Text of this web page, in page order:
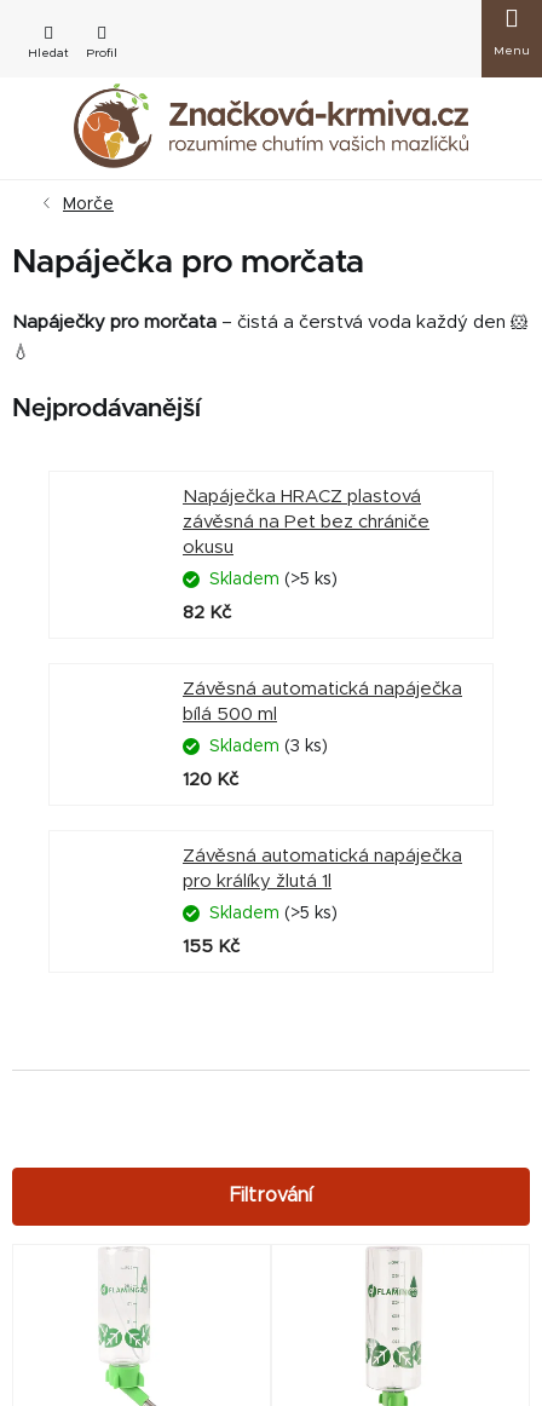
obsah
košík
Morče
Napáječka pro morčata
Napáječky pro morčata – čistá a čerstvá voda každý den 🐹
💧
Nejprodávanější
Napáječka HRACZ plastová
závěsná na Pet bez chrániče
okusu
Skladem (>5 ks)
82 Kč
Závěsná automatická napáječka
bílá 500 ml
Skladem (3 ks)
120 Kč
Závěsná automatická napáječka
pro králíky žlutá 1l
Skladem (>5 ks)
155 Kč